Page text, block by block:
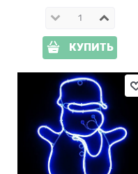
КУПИТЬ